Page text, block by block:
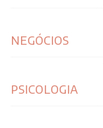
negócios
psicologia